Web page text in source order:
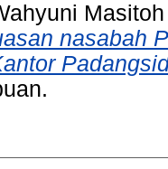
Masitoh
nasabah